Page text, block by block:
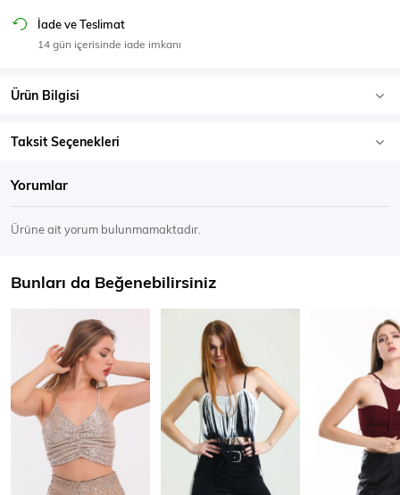
Eşofman Üstü
İade ve Teslimat
14 gün içerisinde iade imkanı
Ürün Bilgisi
Taksit Seçenekleri
Yorumlar
Ürüne ait yorum bulunmamaktadır.
Bunları da Beğenebilirsiniz